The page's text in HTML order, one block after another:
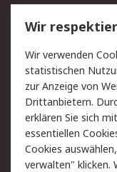
Service
Value Added
Rücksendungen
Hilfe
Rechtliches
AGB
Cookie-
Wir
Wir verwenden
statistischen
zur Anzeige von
Drittanbietern.
erklären Sie sich
essentiellen
Cookies
verwalten" klicken.